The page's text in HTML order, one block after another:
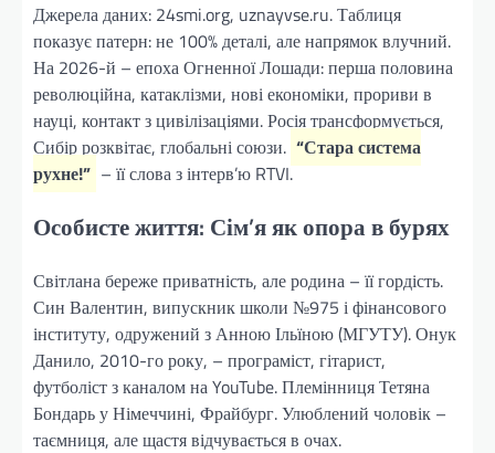
Джерела даних: 24smi.org, uznayvse.ru. Таблиця
показує патерн: не 100% деталі, але напрямок влучний.
На 2026-й – епоха Огненної Лошади: перша половина
революційна, катаклізми, нові економіки, прориви в
науці, контакт з цивілізаціями. Росія трансформується,
Сибір розквітає, глобальні союзи. “Стара система
рухне!” – її слова з інтерв’ю RTVI.
Особисте життя: Сім’я як опора в бурях
Світлана береже приватність, але родина – її гордість.
Син Валентин, випускник школи №975 і фінансового
інституту, одружений з Анною Ільїною (МГУТУ). Онук
Данило, 2010-го року, – програміст, гітарист,
футболіст з каналом на YouTube. Племінниця Тетяна
Бондарь у Німеччині, Фрайбург. Улюблений чоловік –
таємниця, але щастя відчувається в очах.